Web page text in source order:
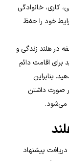
کاری، خانوادگی
و اگر شرایط خود را حفظ
وقفه در هلند زندگی و
برای اقامت دائم
بنابراین
صورت داشتن
می‌شود.
دریافت پیشنهاد